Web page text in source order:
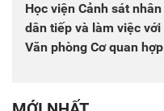
Học viện Cảnh sát nhân
dân tiếp và làm việc với
Văn phòng Cơ quan hợp